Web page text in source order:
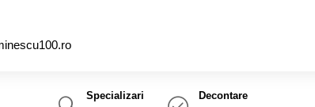
Specializari Decontare